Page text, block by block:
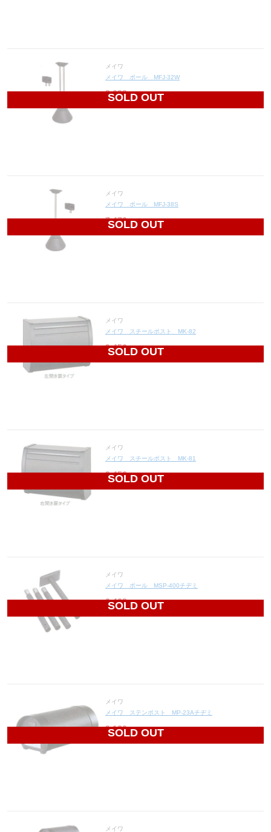
SOLD OUT
メイワ
メイワ ポール MFJ-32W
8,628 円(税込9,491円)
SOLD OUT
メイワ
メイワ ポール MFJ-38S
7,476 円(税込8,224円)
SOLD OUT
メイワ
メイワ スチールポスト MK-82
9,456 円(税込10,402円)
SOLD OUT
メイワ
メイワ スチールポスト MK-81
9,456 円(税込10,402円)
SOLD OUT
メイワ
メイワ ポール MSP-400チヂミ
6,408 円(税込7,049円)
SOLD OUT
メイワ
メイワ ステンポスト MP-23Aチヂミ
9,120 円(税込10,032円)
メイワ